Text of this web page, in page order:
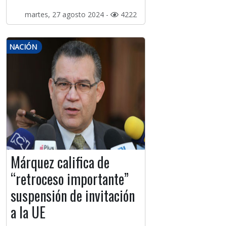
martes, 27 agosto 2024 - 4222
NACIÓN
Márquez califica de
“retroceso importante”
suspensión de invitación
a la UE